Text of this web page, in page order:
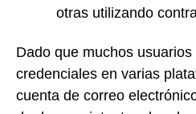
otras utilizando
Dado que muchos
credenciales en varias
cuenta de correo